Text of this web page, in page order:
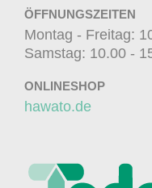
ÖFFNUNGSZEITEN
Montag - Freitag:
Samstag: 10.00 -
ONLINESHOP
hawato.de